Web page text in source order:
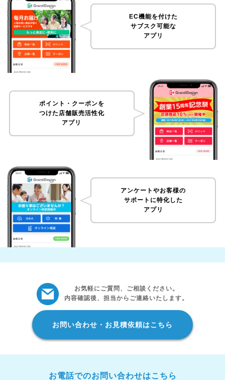
EC機能を付けた
サブスク可能な
アプリ
ポイント・クーポンを
つけた 店舗販売活性化
アプリ
アンケートやお客様の
サポートに特化した
アプリ
お気軽にご質問、ご相談ください。
内容確認後、担当からご連絡いたします。
お問い合わせ・お見積依頼はこちら
お電話でのお問い合わせはこちら